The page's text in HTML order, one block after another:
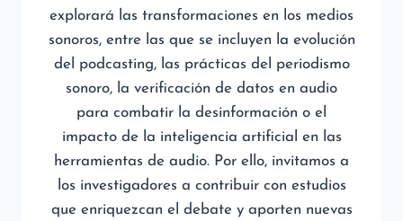
explorará las transformaciones en los medios
sonoros, entre las que se incluyen la evolución
del podcasting, las prácticas del periodismo
sonoro, la verificación de datos en audio
para combatir la desinformación o el
impacto de la inteligencia artificial en las
herramientas de audio. Por ello, invitamos a
los investigadores a contribuir con estudios
que enriquezcan el debate y aporten nuevas